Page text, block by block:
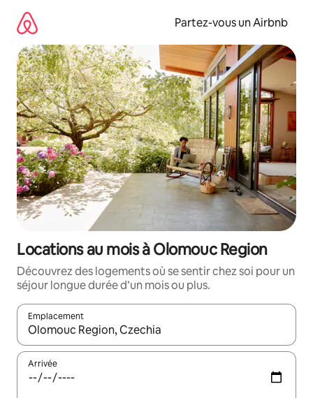
directement
contenu
Partez-vous un Airbnb
Locations au mois à Olomouc Region
Découvrez des logements où se sentir chez soi pour un
séjour longue durée d’un mois ou plus.
Emplacement
Quand les résultats sont affichés, parcourez-les en utilisant
Arrivée